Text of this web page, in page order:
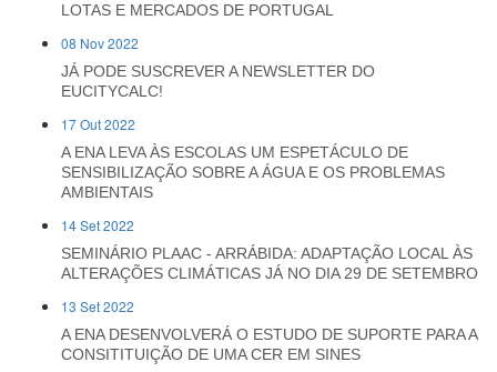
LOTAS E MERCADOS DE PORTUGAL
08 Nov 2022
JÁ PODE SUSCREVER A NEWSLETTER DO
EUCITYCALC!
17 Out 2022
A ENA LEVA ÀS ESCOLAS UM ESPETÁCULO DE
SENSIBILIZAÇÃO SOBRE A ÁGUA E OS PROBLEMAS
AMBIENTAIS
14 Set 2022
SEMINÁRIO PLAAC - ARRÁBIDA: ADAPTAÇÃO LOCAL ÀS
ALTERAÇÕES CLIMÁTICAS JÁ NO DIA 29 DE SETEMBRO
13 Set 2022
A ENA DESENVOLVERÁ O ESTUDO DE SUPORTE PARA A
CONSITITUIÇÃO DE UMA CER EM SINES